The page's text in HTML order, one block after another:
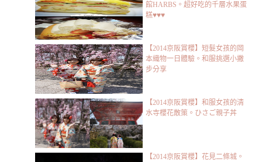
館HARBS。超好吃的千層水果蛋
糕♥♥♥
【2014京阪賞櫻】短髮女孩的岡
本織物一日體驗。和服挑選小撇
步分享
【2014京阪賞櫻】和服女孩的清
水寺櫻花散策。ひさご親子丼
【2014京阪賞櫻】花見二條城。